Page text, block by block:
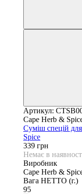
Артикул:
Cape Herb &
Суміш спецій
Spice
339 грн
Немає в
Виробник
Cape Herb &
Вага НЕТТО (г.)
95